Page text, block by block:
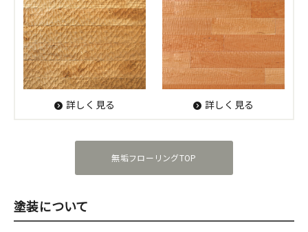
詳しく見る 詳しく見る
無垢フローリングTOP
塗装について